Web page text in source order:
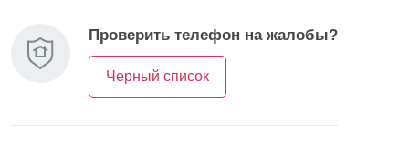
Тип комнаты —
Тип комнаты —без посредников
Проверить телефон на жалобы?
Черный список